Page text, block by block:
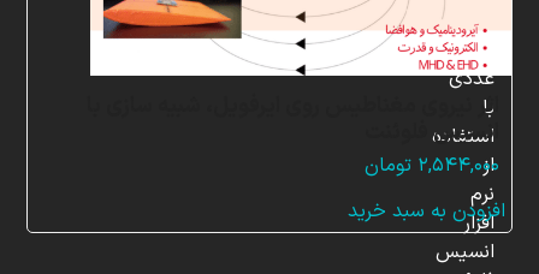
اثر نیروی مغناطیس روی ایرفویل، شبیه سازی با
انسیس فلوئنت
۲,۵۴۴,۰۰۰ تومان
افزودن به سبد خرید
شبیه
سازی
عددی
با
استفاده
از
نرم
افزار
انسیس